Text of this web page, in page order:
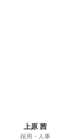
上原 茜
採用・人事